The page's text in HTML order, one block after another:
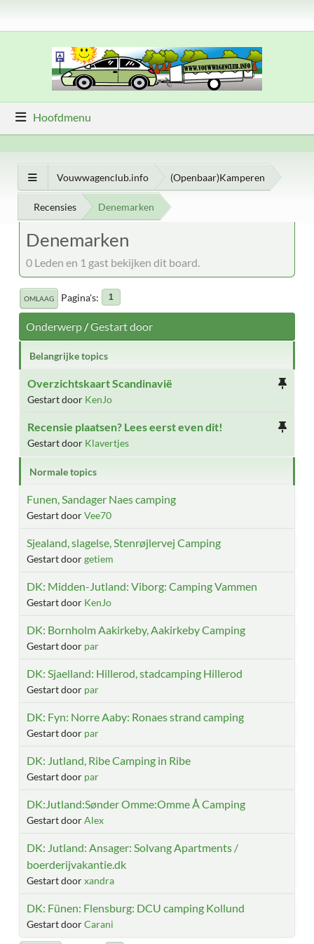
Hoofdmenu
Vouwwagenclub.info (Openbaar)Kamperen
Recensies Denemarken
Denemarken
0 Leden en 1 gast bekijken dit board.
OMLAAG Pagina's 1
Onderwerp/Gestart door
Belangrijke topics
Overzichtskaart Scandinavië
Gestart door KenJo
Recensie plaatsen? Lees eerst even dit!
Gestart door Klavertjes
Normale topics
Funen, Sandager Naes camping
Gestart doorVee70
Sjealand, slagelse, Stenrøjlervej Camping
Gestart doorgetiem
DK: Midden-Jutland: Viborg: Camping Vammen
Gestart door KenJo
DK: Bornholm Aakirkeby, Aakirkeby Camping
Gestart door par
DK: Sjaelland: Hillerod, stadcamping Hillerod
Gestart door par
DK: Fyn: Norre Aaby: Ronaes strand camping
Gestart door par
DK: Jutland, Ribe Camping in Ribe
Gestart door par
DK:Jutland:Sønder Omme:Omme Å Camping
Gestart doorAlex
DK: Jutland: Ansager: Solvang Apartments /
boerderijvakantie.dk
Gestart doorxandra
DK: Fünen: Flensburg: DCU camping Kollund
Gestart doorCarani